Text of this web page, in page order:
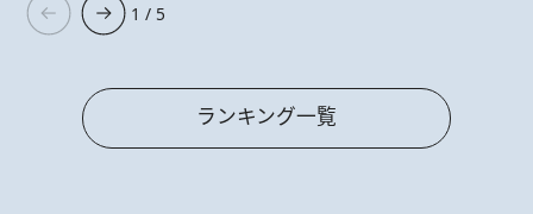
1 / 5
ランキング一覧